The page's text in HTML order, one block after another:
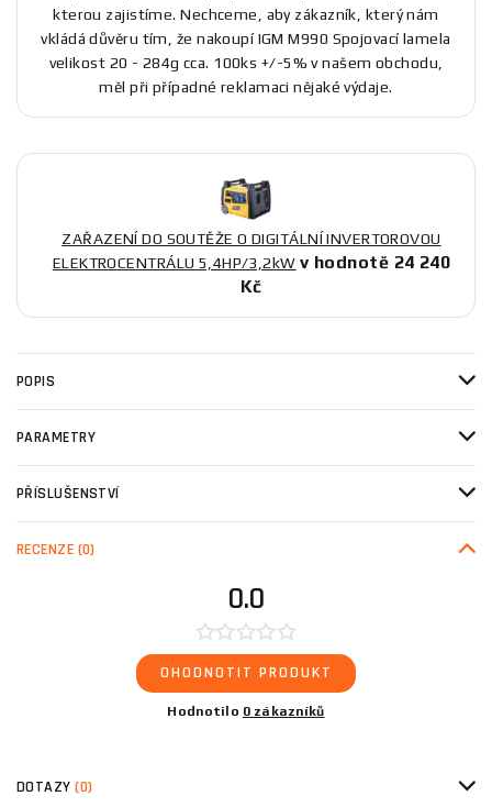
kterou zajistíme. Nechceme, aby zákazník, který nám
vkládá důvěru tím, že nakoupí IGM M990 Spojovací lamela
velikost 20 - 284g cca. 100ks +/-5% v našem obchodu,
měl při případné reklamaci nějaké výdaje.
ZAŘAZENÍ DO SOUTĚŽE O DIGITÁLNÍ INVERTOROVOU
ELEKTROCENTRÁLU 5,4HP/3,2kW v hodnotě 24 240
Kč
POPIS
PARAMETRY
PŘÍSLUŠENSTVÍ
RECENZE (0)
0.0
OHODNOTIT PRODUKT
Hodnotilo 0 zákazníků
DOTAZY(0)